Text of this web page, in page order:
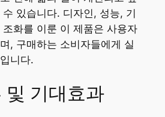
있습니다. 디자인, 성능, 기
화를 이룬 이 제품은 사용자
, 구매하는 소비자들에게 실
니다.
및 기대효과